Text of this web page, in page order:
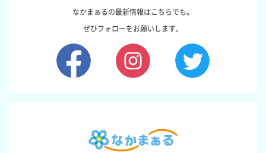
なかまぁるの最新情報はこちらでも。
ぜひフォローをお願いします。